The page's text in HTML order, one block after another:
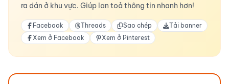
ra dán ở khu vực. Giúp lan toả thông tin nhanh hơn!
Facebook Threads Sao chép
Tải banner
Xem ở Facebook
Xem ở Pinterest